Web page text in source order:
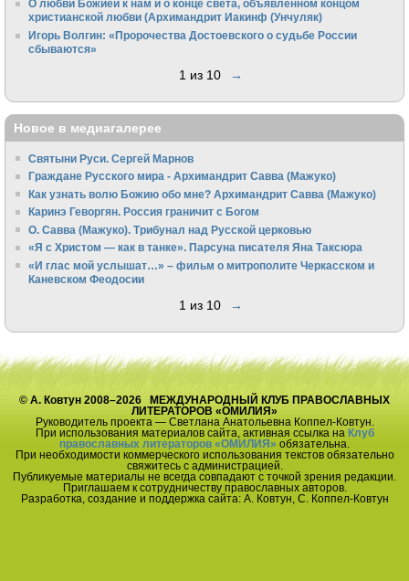
О любви Божией к нам и о конце света, объявленном концом
христианской любви (Архимандрит Иакинф (Унчуляк)
Игорь Волгин: «Пророчества Достоевского о судьбе России
сбываются»
1 из 10 →
Новое в медиагалерее
Святыни Руси. Сергей Марнов
Граждане Русского мира - Архимандрит Савва (Мажуко)
Как узнать волю Божию обо мне? Архимандрит Савва (Мажуко)
Каринэ Геворгян. Россия граничит с Богом
О. Савва (Мажуко). Трибунал над Русской церковью
«Я с Христом — как в танке». Парсуна писателя Яна Таксюра
«И глас мой услышат…» – фильм о митрополите Черкасском и
Каневском Феодосии
1 из 10 →
© А. Ковтун 2008–2026 МЕЖДУНАРОДНЫЙ КЛУБ ПРАВОСЛАВНЫХ
ЛИТЕРАТОРОВ «ОМИЛИЯ»
Руководитель проекта — Светлана Анатольевна Коппел-Ковтун.
При использования материалов сайта, активная ссылка на Клуб
православных литераторов «ОМИЛИЯ» обязательна.
При необходимости коммерческого использования текстов обязательно
свяжитесь с администрацией.
Публикуемые материалы не всегда совпадают с точкой зрения редакции.
Приглашаем к сотрудничеству православных авторов.
Разработка, создание и поддержка сайта: А. Ковтун, С. Коппел-Ковтун